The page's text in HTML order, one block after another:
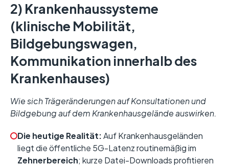
2) Krankenhaussysteme
(klinische Mobilität,
Bildgebungswagen,
Kommunikation innerhalb des
Krankenhauses)
Wie sich Trägeränderungen auf Konsultationen und
Bildgebung auf dem Krankenhausgelände auswirken.
Die heutige Realität:Auf Krankenhausgeländen
liegt die öffentliche 5G-Latenz routinemäßig im
Zehnerbereich; kurze Datei-Downloads profitieren